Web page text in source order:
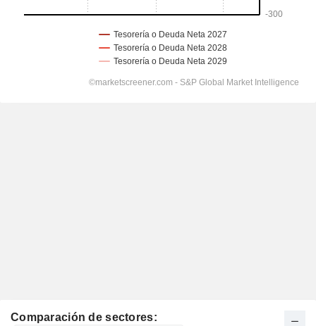
Comparación de sectores: